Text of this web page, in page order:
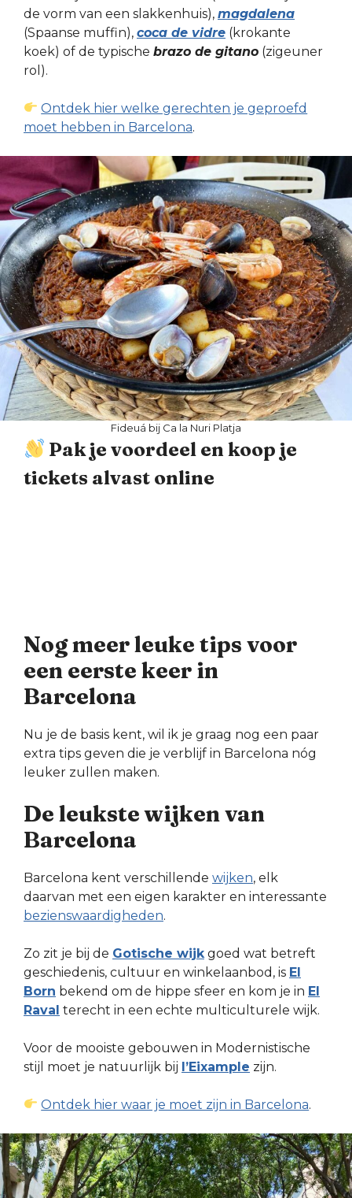
de vorm van een slakkenhuis), magdalena
(Spaanse muffin), coca de vidre (krokante
koek) of de typische brazo de gitano (zigeuner
rol).
Ontdek hier welke gerechten je geproefd
moet hebben in Barcelona.
Fideuá bij Ca la Nuri Platja
Pak je voordeel en koop je
tickets alvast online
Nog meer leuke tips voor
een eerste keer in
Barcelona
Nu je de basis kent, wil ik je graag nog een paar
extra tips geven die je verblijf in Barcelona nóg
leuker zullen maken.
De leukste wijken van
Barcelona
Barcelona kent verschillende wijken, elk
daarvan met een eigen karakter en interessante
bezienswaardigheden.
Zo zit je bij de Gotische wijk goed wat betreft
geschiedenis, cultuur en winkelaanbod, is El
Born bekend om de hippe sfeer en kom je in El
Raval terecht in een echte multiculturele wijk.
Voor de mooiste gebouwen in Modernistische
stijl moet je natuurlijk bij l’Eixample zijn.
Ontdek hier waar je moet zijn in Barcelona.